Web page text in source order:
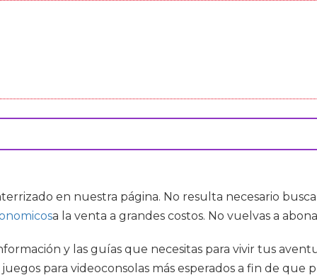
en nuestra página. No resulta necesario
a la venta a grandes costos. No vuelvas a
y las guías que necesitas para vivir tus
para videoconsolas más esperados a fin de que